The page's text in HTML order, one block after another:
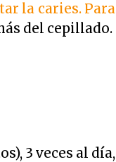
colutorio con cpc
ml x 2
la caries. Para
del cepillado.
3 veces al día,